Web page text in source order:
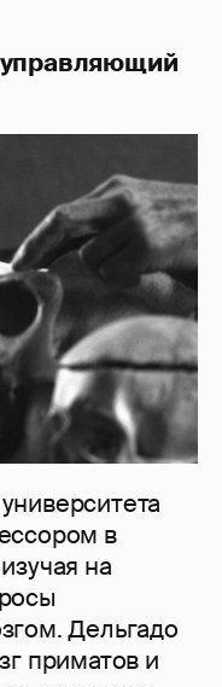
управляющий
в
на
Дельгадо
приматов и